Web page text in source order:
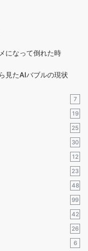
になって倒れた時
見たAIバブルの現状
7
19
25
30
12
23
48
99
42
26
6